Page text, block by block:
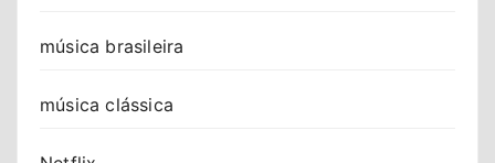
música brasileira
música clássica